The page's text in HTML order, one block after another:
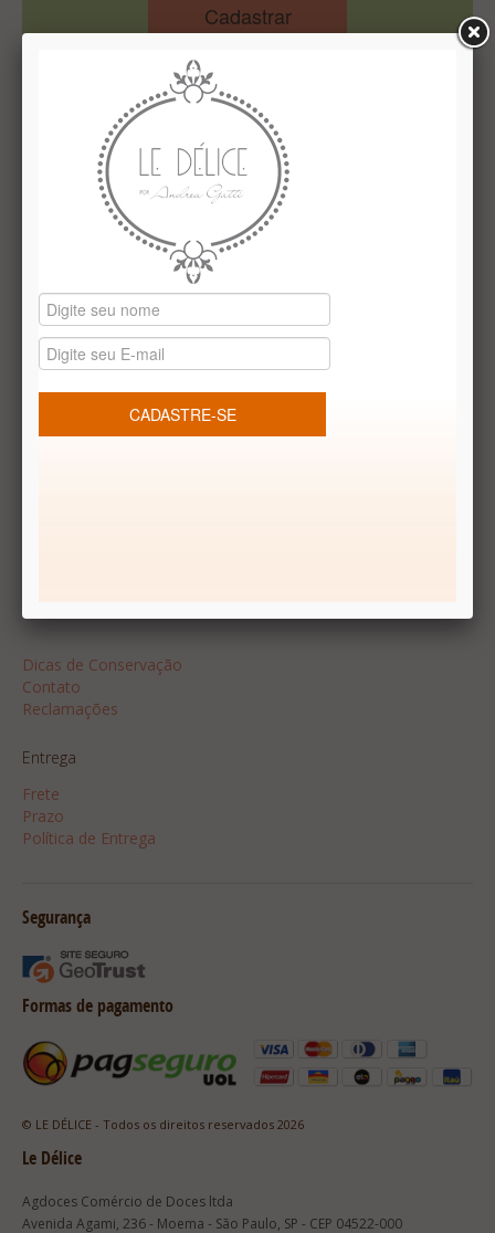
Cadastrar
Institucional
Quem Somos
Le Délice Atelier
Lista de comparação
Vale presentes
Produtos temáticos
REDES SOCIAIS
Dicas de Conservação
Contato
Reclamações
Entrega
Frete
Prazo
Política de Entrega
Segurança
Formas de pagamento
© LE DÉLICE - Todos os direitos reservados 2026
Le Délice
Agdoces Comércio de Doces ltda
Avenida Agami, 236 - Moema - São Paulo, SP - CEP 04522-000